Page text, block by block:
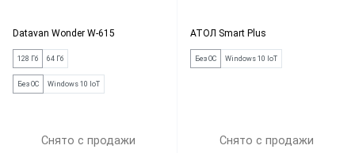
Datavan Wonder W-615
128 Гб 64 Гб
Без ОС Windows 10 IoT
Снято с продажи
АТОЛ Smart Plus
Без ОС Windows 10 IoT
Снято с продажи